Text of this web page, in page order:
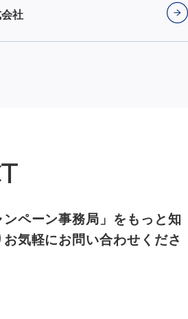
社
ペーン事務局」をもっと知
気軽にお問い合わせくださ